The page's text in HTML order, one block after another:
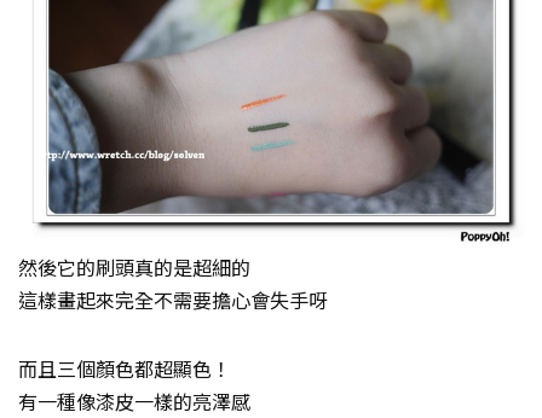
然後它的刷頭真的是超細的
這樣畫起來完全不需要擔心會失手呀
而且三個顏色都超顯色！
有一種像漆皮一樣的亮澤感